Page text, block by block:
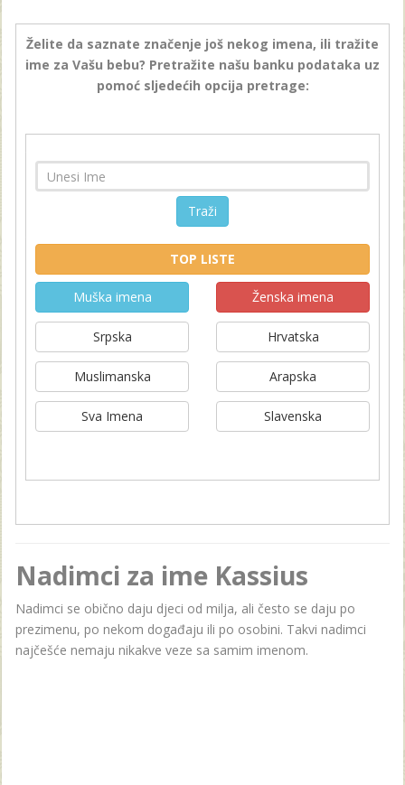
Želite da saznate značenje još nekog imena, ili tražite
ime za Vašu bebu? Pretražite našu banku podataka uz
pomoć sljedećih opcija pretrage:
Traži
TOP LISTE
Muška imena Ženska imena
Srpska Hrvatska
Muslimanska Arapska
Sva Imena Slavenska
Nadimci za ime Kassius
Nadimci se obično daju djeci od milja, ali često se daju po
prezimenu, po nekom događaju ili po osobini. Takvi nadimci
najčešće nemaju nikakve veze sa samim imenom.